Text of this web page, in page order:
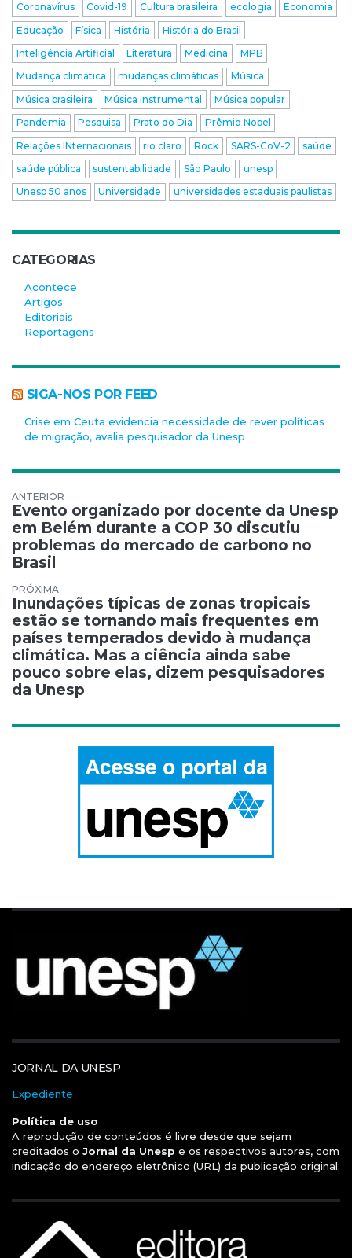
Coronavírus
Covid-19 Cultura brasileira ecologia
Economia
Educação
Física História
História do Brasil
Inteligência Artificial
Literatura Medicina
MPB
Mudança climática
mudanças climáticas
Música
Música brasileira
Música instrumental
Música popular
Pandemia
Pesquisa Prato do Dia
Prêmio Nobel
Relações INternacionais
rio claro Rock SARS-CoV-2
saúde
saúde pública
sustentabilidade São Paulo
unesp
Unesp 50 anos
Universidade universidades estaduais paulistas
CATEGORIAS
Acontece
Artigos
Editoriais
Reportagens
SIGA-NOS POR FEED
Crise em Ceuta evidencia necessidade de rever políticas
de migração, avalia pesquisador da Unesp
Navegação de Post
Evento organizado por docente da Unesp
em Belém durante a COP 30 discutiu
problemas do mercado de carbono no
Brasil
Inundações típicas de zonas tropicais
estão se tornando mais frequentes em
países temperados devido à mudança
climática. Mas a ciência ainda sabe
pouco sobre elas, dizem pesquisadores
da Unesp
JORNAL DA UNESP
Expediente
Política de uso
A reprodução de conteúdos é livre desde que sejam
creditados o Jornal da Unesp e os respectivos autores, com
indicação do endereço eletrônico (URL) da publicação original.